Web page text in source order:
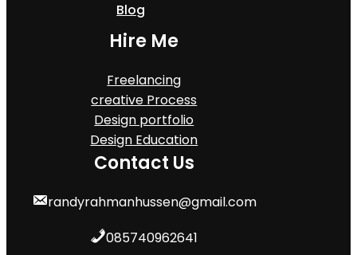
Blog
Hire Me
Freelancing
creative Process
Design portfolio
Design Education
Contact Us
randyrahmanhussen@gmail.com
085740962641